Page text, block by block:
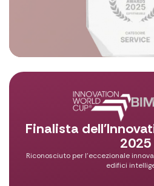
Finalista
2025
Riconosciuto per l'eccezionale
edifici